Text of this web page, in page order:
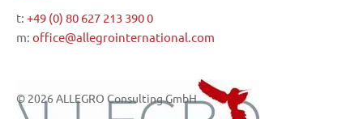
t: +49 (0) 80 627 213 390 0
m: office@allegrointernational.com
© 2026 ALLEGRO Consulting GmbH